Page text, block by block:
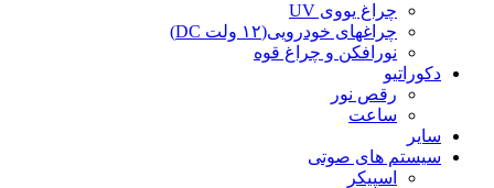
چراغ یووی UV
چراغهای خودرویی(۱۲ ولت DC)
نورافکن و چراغ قوه
دکوراتیو
رقص نور
ساعت
سایر
سیستم های صوتی
اسپیکر